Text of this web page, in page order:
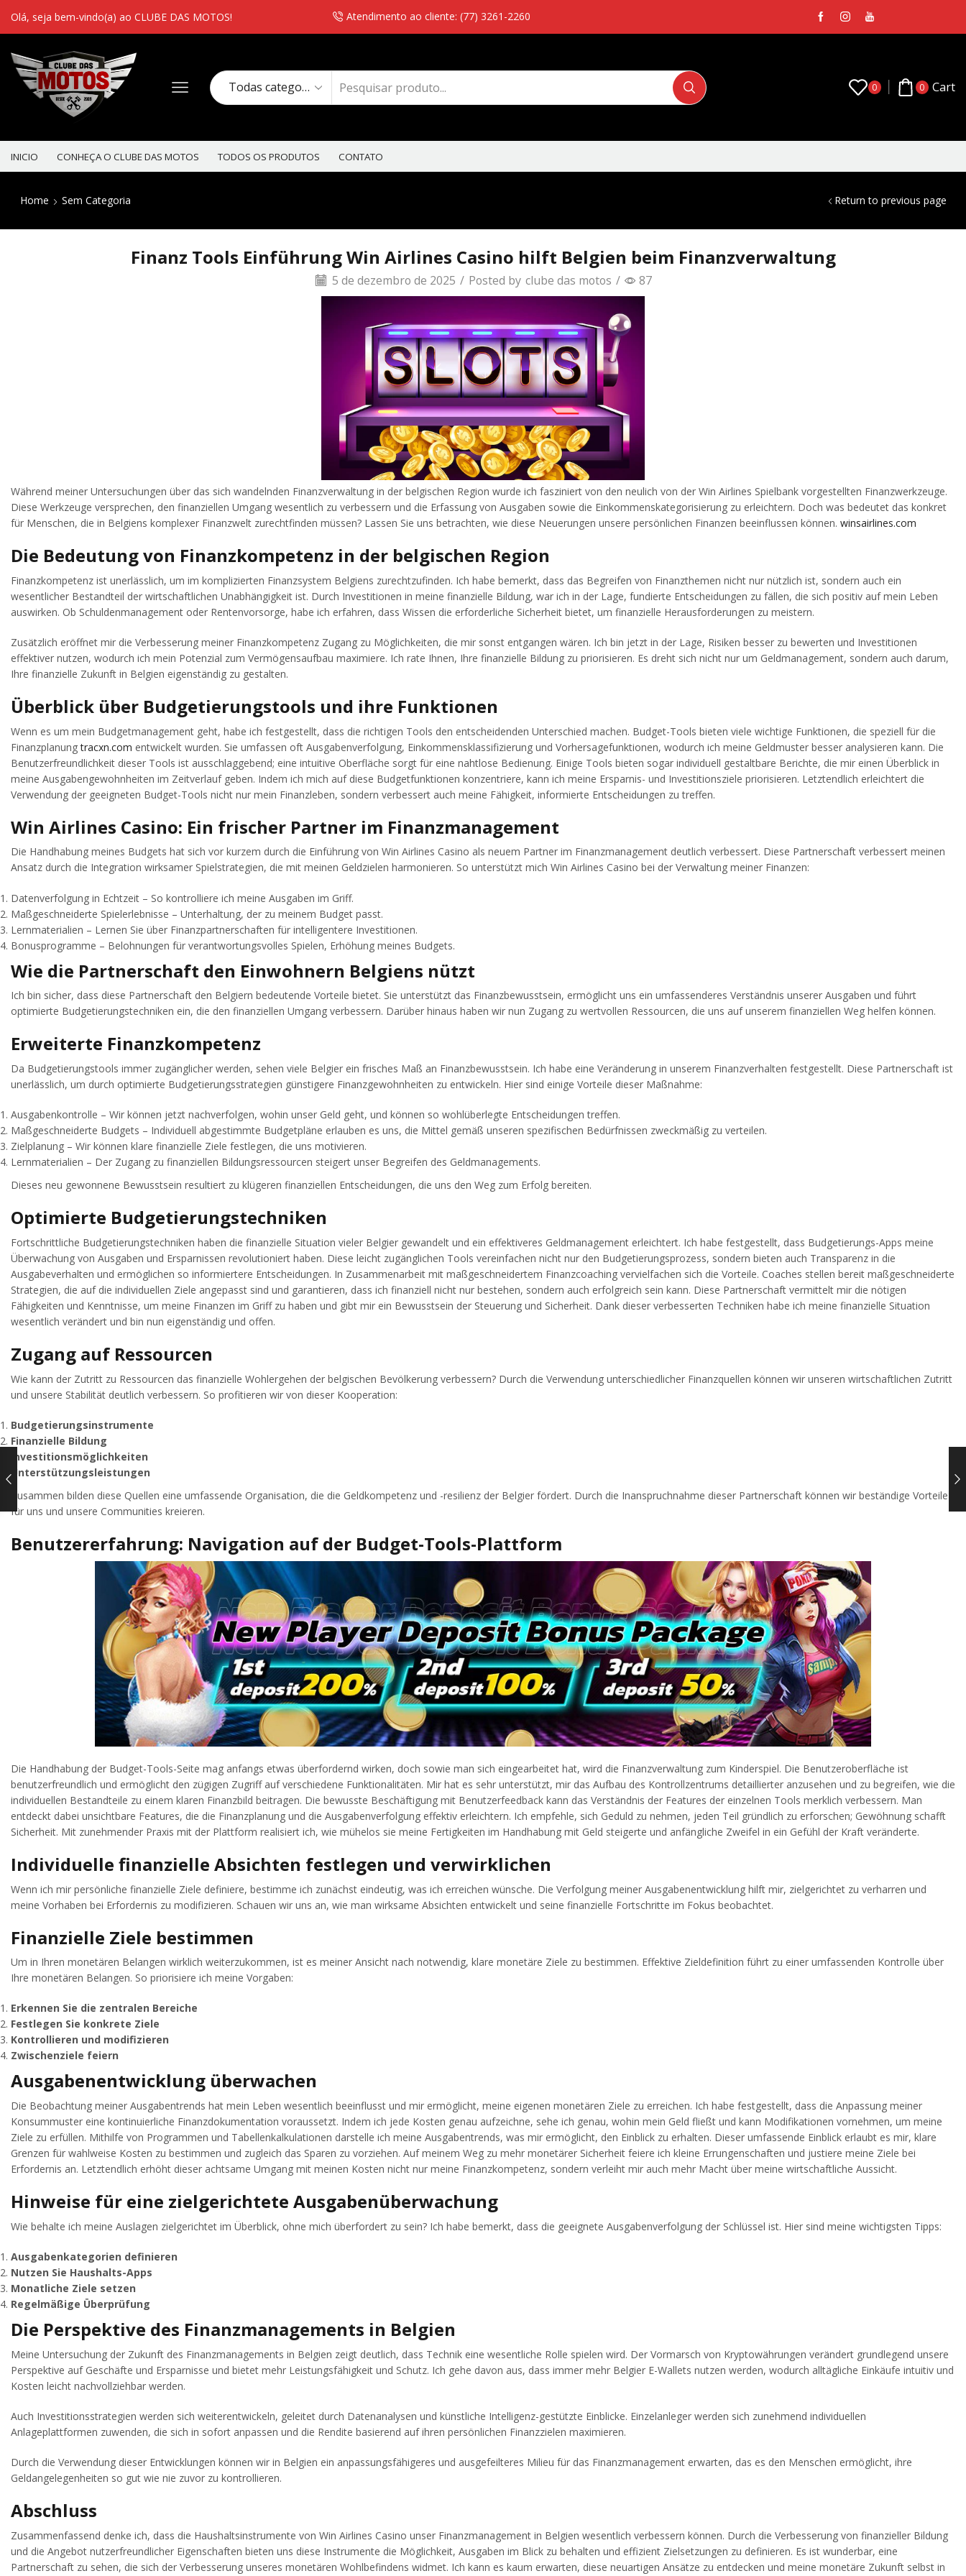
Olá, seja bem-vindo(a) ao CLUBE DAS MOTOS! Atendimento ao cliente: (77) 3261-2260
0 0 Cart
INICIO CONHEÇA O CLUBE DAS MOTOS TODOS OS PRODUTOS CONTATO
Return to previous page
Home Sem Categoria
Finanz Tools Einführung Win Airlines Casino hilft Belgien beim Finanzverwaltung
5 de dezembro de 2025 / Posted by clube das motos / 87
Während meiner Untersuchungen über das sich wandelnden Finanzverwaltung in der belgischen Region wurde ich fasziniert von den neulich von der Win Airlines Spielbank vorgestellten Finanzwerkzeuge.
Diese Werkzeuge versprechen, den finanziellen Umgang wesentlich zu verbessern und die Erfassung von Ausgaben sowie die Einkommenskategorisierung zu erleichtern. Doch was bedeutet das konkret
für Menschen, die in Belgiens komplexer Finanzwelt zurechtfinden müssen? Lassen Sie uns betrachten, wie diese Neuerungen unsere persönlichen Finanzen beeinflussen können. winsairlines.com
Die Bedeutung von Finanzkompetenz in der belgischen Region
Finanzkompetenz ist unerlässlich, um im komplizierten Finanzsystem Belgiens zurechtzufinden. Ich habe bemerkt, dass das Begreifen von Finanzthemen nicht nur nützlich ist, sondern auch ein
wesentlicher Bestandteil der wirtschaftlichen Unabhängigkeit ist. Durch Investitionen in meine finanzielle Bildung, war ich in der Lage, fundierte Entscheidungen zu fällen, die sich positiv auf mein Leben
auswirken. Ob Schuldenmanagement oder Rentenvorsorge, habe ich erfahren, dass Wissen die erforderliche Sicherheit bietet, um finanzielle Herausforderungen zu meistern.
Zusätzlich eröffnet mir die Verbesserung meiner Finanzkompetenz Zugang zu Möglichkeiten, die mir sonst entgangen wären. Ich bin jetzt in der Lage, Risiken besser zu bewerten und Investitionen
effektiver nutzen, wodurch ich mein Potenzial zum Vermögensaufbau maximiere. Ich rate Ihnen, Ihre finanzielle Bildung zu priorisieren. Es dreht sich nicht nur um Geldmanagement, sondern auch darum,
Ihre finanzielle Zukunft in Belgien eigenständig zu gestalten.
Überblick über Budgetierungstools und ihre Funktionen
Wenn es um mein Budgetmanagement geht, habe ich festgestellt, dass die richtigen Tools den entscheidenden Unterschied machen. Budget-Tools bieten viele wichtige Funktionen, die speziell für die
Finanzplanungtracxn.com entwickelt wurden. Sie umfassen oft Ausgabenverfolgung, Einkommensklassifizierung und Vorhersagefunktionen, wodurch ich meine Geldmuster besser analysieren kann. Die
Benutzerfreundlichkeit dieser Tools ist ausschlaggebend; eine intuitive Oberfläche sorgt für eine nahtlose Bedienung. Einige Tools bieten sogar individuell gestaltbare Berichte, die mir einen Überblick in
meine Ausgabengewohnheiten im Zeitverlauf geben. Indem ich mich auf diese Budgetfunktionen konzentriere, kann ich meine Ersparnis- und Investitionsziele priorisieren. Letztendlich erleichtert die
Verwendung der geeigneten Budget-Tools nicht nur mein Finanzleben, sondern verbessert auch meine Fähigkeit, informierte Entscheidungen zu treffen.
Win Airlines Casino: Ein frischer Partner im Finanzmanagement
Die Handhabung meines Budgets hat sich vor kurzem durch die Einführung von Win Airlines Casino als neuem Partner im Finanzmanagement deutlich verbessert. Diese Partnerschaft verbessert meinen
Ansatz durch die Integration wirksamer Spielstrategien, die mit meinen Geldzielen harmonieren. So unterstützt mich Win Airlines Casino bei der Verwaltung meiner Finanzen:
Datenverfolgung in Echtzeit – So kontrolliere ich meine Ausgaben im Griff.
Maßgeschneiderte Spielerlebnisse – Unterhaltung, der zu meinem Budget passt.
Lernmaterialien – Lernen Sie über Finanzpartnerschaften für intelligentere Investitionen.
Bonusprogramme – Belohnungen für verantwortungsvolles Spielen, Erhöhung meines Budgets.
Wie die Partnerschaft den Einwohnern Belgiens nützt
Ich bin sicher, dass diese Partnerschaft den Belgiern bedeutende Vorteile bietet. Sie unterstützt das Finanzbewusstsein, ermöglicht uns ein umfassenderes Verständnis unserer Ausgaben und führt
optimierte Budgetierungstechniken ein, die den finanziellen Umgang verbessern. Darüber hinaus haben wir nun Zugang zu wertvollen Ressourcen, die uns auf unserem finanziellen Weg helfen können.
Erweiterte Finanzkompetenz
Da Budgetierungstools immer zugänglicher werden, sehen viele Belgier ein frisches Maß an Finanzbewusstsein. Ich habe eine Veränderung in unserem Finanzverhalten festgestellt. Diese Partnerschaft ist
unerlässlich, um durch optimierte Budgetierungsstrategien günstigere Finanzgewohnheiten zu entwickeln. Hier sind einige Vorteile dieser Maßnahme:
Ausgabenkontrolle – Wir können jetzt nachverfolgen, wohin unser Geld geht, und können so wohlüberlegte Entscheidungen treffen.
Maßgeschneiderte Budgets – Individuell abgestimmte Budgetpläne erlauben es uns, die Mittel gemäß unseren spezifischen Bedürfnissen zweckmäßig zu verteilen.
Zielplanung – Wir können klare finanzielle Ziele festlegen, die uns motivieren.
Lernmaterialien – Der Zugang zu finanziellen Bildungsressourcen steigert unser Begreifen des Geldmanagements.
Dieses neu gewonnene Bewusstsein resultiert zu klügeren finanziellen Entscheidungen, die uns den Weg zum Erfolg bereiten.
Optimierte Budgetierungstechniken
Fortschrittliche Budgetierungstechniken haben die finanzielle Situation vieler Belgier gewandelt und ein effektiveres Geldmanagement erleichtert. Ich habe festgestellt, dass Budgetierungs-Apps meine
Überwachung von Ausgaben und Ersparnissen revolutioniert haben. Diese leicht zugänglichen Tools vereinfachen nicht nur den Budgetierungsprozess, sondern bieten auch Transparenz in die
Ausgabeverhalten und ermöglichen so informiertere Entscheidungen. In Zusammenarbeit mit maßgeschneidertem Finanzcoaching vervielfachen sich die Vorteile. Coaches stellen bereit maßgeschneiderte
Strategien, die auf die individuellen Ziele angepasst sind und garantieren, dass ich finanziell nicht nur bestehen, sondern auch erfolgreich sein kann. Diese Partnerschaft vermittelt mir die nötigen
Fähigkeiten und Kenntnisse, um meine Finanzen im Griff zu haben und gibt mir ein Bewusstsein der Steuerung und Sicherheit. Dank dieser verbesserten Techniken habe ich meine finanzielle Situation
wesentlich verändert und bin nun eigenständig und offen.
Zugang auf Ressourcen
Wie kann der Zutritt zu Ressourcen das finanzielle Wohlergehen der belgischen Bevölkerung verbessern? Durch die Verwendung unterschiedlicher Finanzquellen können wir unseren wirtschaftlichen Zutritt
und unsere Stabilität deutlich verbessern. So profitieren wir von dieser Kooperation:
Budgetierungsinstrumente
Finanzielle Bildung
Investitionsmöglichkeiten
Unterstützungsleistungen
Zusammen bilden diese Quellen eine umfassende Organisation, die die Geldkompetenz und -resilienz der Belgier fördert. Durch die Inanspruchnahme dieser Partnerschaft können wir beständige Vorteile
für uns und unsere Communities kreieren.
Benutzererfahrung: Navigation auf der Budget-Tools-Plattform
Die Handhabung der Budget-Tools-Seite mag anfangs etwas überfordernd wirken, doch sowie man sich eingearbeitet hat, wird die Finanzverwaltung zum Kinderspiel. Die Benutzeroberfläche ist
benutzerfreundlich und ermöglicht den zügigen Zugriff auf verschiedene Funktionalitäten. Mir hat es sehr unterstützt, mir das Aufbau des Kontrollzentrums detaillierter anzusehen und zu begreifen, wie die
individuellen Bestandteile zu einem klaren Finanzbild beitragen. Die bewusste Beschäftigung mit Benutzerfeedback kann das Verständnis der Features der einzelnen Tools merklich verbessern. Man
entdeckt dabei unsichtbare Features, die die Finanzplanung und die Ausgabenverfolgung effektiv erleichtern. Ich empfehle, sich Geduld zu nehmen, jeden Teil gründlich zu erforschen; Gewöhnung schafft
Sicherheit. Mit zunehmender Praxis mit der Plattform realisiert ich, wie mühelos sie meine Fertigkeiten im Handhabung mit Geld steigerte und anfängliche Zweifel in ein Gefühl der Kraft veränderte.
Individuelle finanzielle Absichten festlegen und verwirklichen
Wenn ich mir persönliche finanzielle Ziele definiere, bestimme ich zunächst eindeutig, was ich erreichen wünsche. Die Verfolgung meiner Ausgabenentwicklung hilft mir, zielgerichtet zu verharren und
meine Vorhaben bei Erfordernis zu modifizieren. Schauen wir uns an, wie man wirksame Absichten entwickelt und seine finanzielle Fortschritte im Fokus beobachtet.
Finanzielle Ziele bestimmen
Um in Ihren monetären Belangen wirklich weiterzukommen, ist es meiner Ansicht nach notwendig, klare monetäre Ziele zu bestimmen. Effektive Zieldefinition führt zu einer umfassenden Kontrolle über
Ihre monetären Belangen. So priorisiere ich meine Vorgaben:
Erkennen Sie die zentralen Bereiche
Festlegen Sie konkrete Ziele
Kontrollieren und modifizieren
Zwischenziele feiern
Ausgabenentwicklung überwachen
Die Beobachtung meiner Ausgabentrends hat mein Leben wesentlich beeinflusst und mir ermöglicht, meine eigenen monetären Ziele zu erreichen. Ich habe festgestellt, dass die Anpassung meiner
Konsummuster eine kontinuierliche Finanzdokumentation voraussetzt. Indem ich jede Kosten genau aufzeichne, sehe ich genau, wohin mein Geld fließt und kann Modifikationen vornehmen, um meine
Ziele zu erfüllen. Mithilfe von Programmen und Tabellenkalkulationen darstelle ich meine Ausgabentrends, was mir ermöglicht, den Einblick zu erhalten. Dieser umfassende Einblick erlaubt es mir, klare
Grenzen für wahlweise Kosten zu bestimmen und zugleich das Sparen zu vorziehen. Auf meinem Weg zu mehr monetärer Sicherheit feiere ich kleine Errungenschaften und justiere meine Ziele bei
Erfordernis an. Letztendlich erhöht dieser achtsame Umgang mit meinen Kosten nicht nur meine Finanzkompetenz, sondern verleiht mir auch mehr Macht über meine wirtschaftliche Aussicht.
Hinweise für eine zielgerichtete Ausgabenüberwachung
Wie behalte ich meine Auslagen zielgerichtet im Überblick, ohne mich überfordert zu sein? Ich habe bemerkt, dass die geeignete Ausgabenverfolgung der Schlüssel ist. Hier sind meine wichtigsten Tipps:
Ausgabenkategorien definieren
Nutzen Sie Haushalts-Apps
Monatliche Ziele setzen
Regelmäßige Überprüfung
Die Perspektive des Finanzmanagements in Belgien
Meine Untersuchung der Zukunft des Finanzmanagements in Belgien zeigt deutlich, dass Technik eine wesentliche Rolle spielen wird. Der Vormarsch von Kryptowährungen verändert grundlegend unsere
Perspektive auf Geschäfte und Ersparnisse und bietet mehr Leistungsfähigkeit und Schutz. Ich gehe davon aus, dass immer mehr Belgier E-Wallets nutzen werden, wodurch alltägliche Einkäufe intuitiv und
Kosten leicht nachvollziehbar werden.
Auch Investitionsstrategien werden sich weiterentwickeln, geleitet durch Datenanalysen und künstliche Intelligenz-gestützte Einblicke. Einzelanleger werden sich zunehmend individuellen
Anlageplattformen zuwenden, die sich in sofort anpassen und die Rendite basierend auf ihren persönlichen Finanzzielen maximieren.
Durch die Verwendung dieser Entwicklungen können wir in Belgien ein anpassungsfähigeres und ausgefeilteres Milieu für das Finanzmanagement erwarten, das es den Menschen ermöglicht, ihre
Geldangelegenheiten so gut wie nie zuvor zu kontrollieren.
Abschluss
Zusammenfassend denke ich, dass die Haushaltsinstrumente von Win Airlines Casino unser Finanzmanagement in Belgien wesentlich verbessern können. Durch die Verbesserung von finanzieller Bildung
und die Angebot nutzerfreundlicher Eigenschaften bieten uns diese Instrumente die Möglichkeit, Ausgaben im Blick zu behalten und effizient Zielsetzungen zu definieren. Es ist wunderbar, eine
Partnerschaft zu sehen, die sich der Verbesserung unseres monetären Wohlbefindens widmet. Ich kann es kaum erwarten, diese neuartigen Ansätze zu entdecken und meine monetäre Zukunft selbst in